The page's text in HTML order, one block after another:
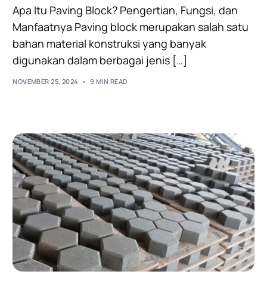
Apa Itu Paving Block? Pengertian, Fungsi, dan
Manfaatnya Paving block merupakan salah satu
bahan material konstruksi yang banyak
digunakan dalam berbagai jenis […]
NOVEMBER 25, 2024 9 MIN READ